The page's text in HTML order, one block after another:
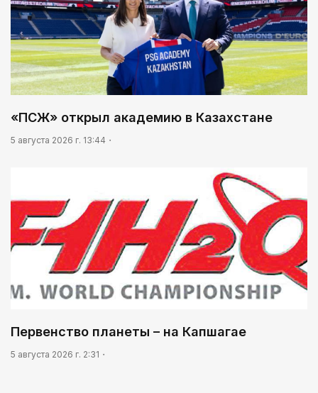
«ПСЖ» открыл академию в Казахстане
5 августа 2026 г. 13:44
Первенство планеты – на Капшагае
5 августа 2026 г. 2:31